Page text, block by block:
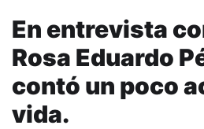
En entrevista
Rosa Eduardo
contó un poco
vida.